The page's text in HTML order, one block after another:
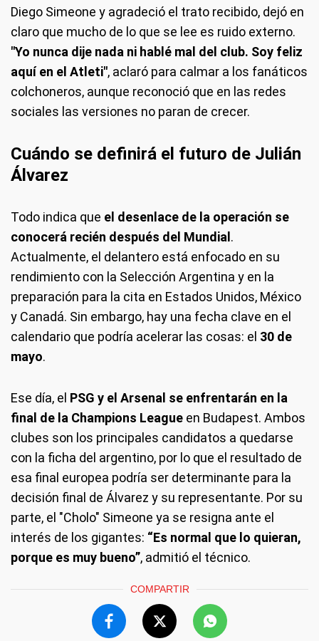
Diego Simeone y agradeció el trato recibido, dejó en
claro que mucho de lo que se lee es ruido externo.
"Yo nunca dije nada ni hablé mal del club. Soy feliz
aquí en el Atleti", aclaró para calmar a los fanáticos
colchoneros, aunque reconoció que en las redes
sociales las versiones no paran de crecer.
Cuándo se definirá el futuro de Julián
Álvarez
Todo indica que el desenlace de la operación se
conocerá recién después del Mundial .
Actualmente, el delantero está enfocado en su
rendimiento con la Selección Argentina y en la
preparación para la cita en Estados Unidos, México
y Canadá. Sin embargo, hay una fecha clave en el
calendario que podría acelerar las cosas: el 30 de
mayo.
Ese día, el PSG y el Arsenal se enfrentarán en la
final de la Champions League en Budapest. Ambos
clubes son los principales candidatos a quedarse
con la ficha del argentino, por lo que el resultado de
esa final europea podría ser determinante para la
decisión final de Álvarez y su representante. Por su
parte, el "Cholo" Simeone ya se resigna ante el
interés de los gigantes: “Es normal que lo quieran,
porque es muy bueno”, admitió el técnico.
COMPARTIR